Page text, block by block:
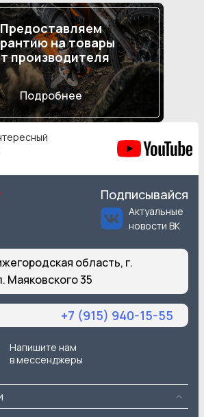
Предоставляем
на товары
производителя
Подробнее
Подписывайся
Актуальные
новости ВК
область, г.
Маяковского 35
+7 (915) 940-15-55
Напишите нам
в мессенджеры